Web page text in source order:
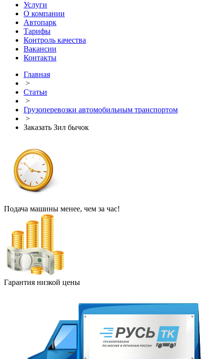
Услуги
О компании
Автопарк
Тарифы
Контроль качества
Вакансии
Контакты
Главная
>
Статьи
>
Грузоперевозки автомобильным транспортом
>
Заказать Зил бычок
Подача машины менее, чем за час!
Гарантия низкой цены